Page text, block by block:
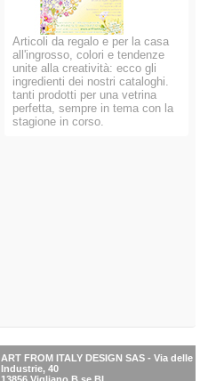
Articoli da regalo e per la casa
all'ingrosso, colori e tendenze
unite alla creatività: ecco gli
ingredienti dei nostri cataloghi.
tanti prodotti per una vetrina
perfetta, sempre in tema con la
stagione in corso.
ART FROM ITALY DESIGN SAS - Via delle
Industrie, 40